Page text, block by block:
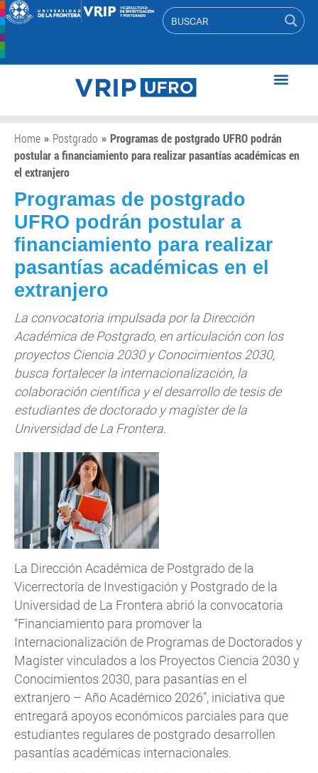
Home » Postgrado » Programas de postgrado UFRO podrán
postular a financiamiento para realizar pasantías académicas en
el extranjero
Programas de postgrado
UFRO podrán postular a
financiamiento para realizar
pasantías académicas en el
extranjero
La convocatoria impulsada por la Dirección
Académica de Postgrado, en articulación con los
proyectos Ciencia 2030 y Conocimientos 2030,
busca fortalecer la internacionalización, la
colaboración científica y el desarrollo de tesis de
estudiantes de doctorado y magíster de la
Universidad de La Frontera.
La Dirección Académica de Postgrado de la
Vicerrectoría de Investigación y Postgrado de la
Universidad de La Frontera abrió la convocatoria
“Financiamiento para promover la
Internacionalización de Programas de Doctorados y
Magíster vinculados a los Proyectos Ciencia 2030 y
Conocimientos 2030, para pasantías en el
extranjero – Año Académico 2026”, iniciativa que
entregará apoyos económicos parciales para que
estudiantes regulares de postgrado desarrollen
pasantías académicas internacionales.